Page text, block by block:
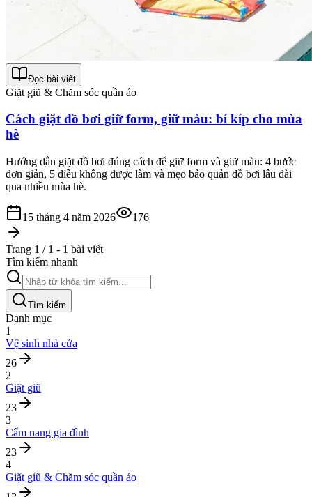
Đọc bài viết
Giặt giũ & Chăm sóc quần áo
Cách giặt đồ bơi giữ form, giữ màu: bí kíp cho mùa
hè
Hướng dẫn giặt đồ bơi đúng cách để giữ form và giữ màu: 4 bước
đơn giản, 5 điều không được làm và mẹo bảo quản đồ bơi lâu dài
qua nhiều mùa hè.
15 tháng 4 năm 2026 176
Trang 1 / 1 - 1 bài viết
Tìm kiếm nhanh
Tìm kiếm
Danh mục
1
Vệ sinh nhà cửa
26
2
Giặt giũ
23
3
Cẩm nang gia đình
23
4
Giặt giũ & Chăm sóc quần áo